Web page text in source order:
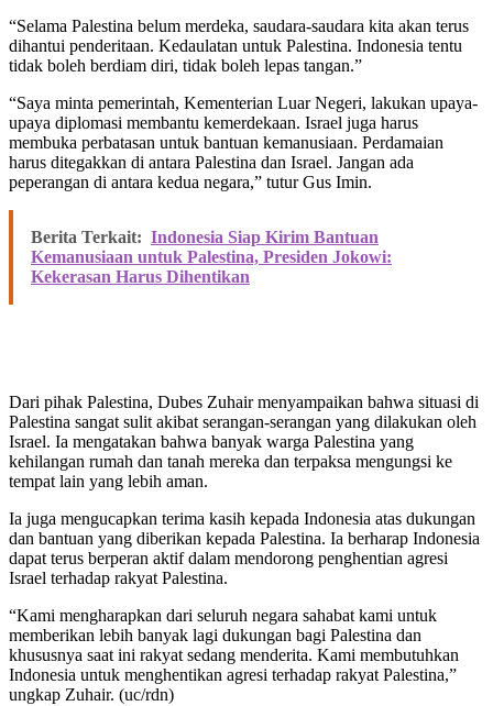
“Selama Palestina belum merdeka, saudara-saudara kita akan terus
dihantui penderitaan. Kedaulatan untuk Palestina. Indonesia tentu
tidak boleh berdiam diri, tidak boleh lepas tangan.”
“Saya minta pemerintah, Kementerian Luar Negeri, lakukan upaya-
upaya diplomasi membantu kemerdekaan. Israel juga harus
membuka perbatasan untuk bantuan kemanusiaan. Perdamaian
harus ditegakkan di antara Palestina dan Israel. Jangan ada
peperangan di antara kedua negara,” tutur Gus Imin.
Berita Terkait: Indonesia Siap Kirim Bantuan
Kemanusiaan untuk Palestina, Presiden Jokowi:
Kekerasan Harus Dihentikan
Dari pihak Palestina, Dubes Zuhair menyampaikan bahwa situasi di
Palestina sangat sulit akibat serangan-serangan yang dilakukan oleh
Israel. Ia mengatakan bahwa banyak warga Palestina yang
kehilangan rumah dan tanah mereka dan terpaksa mengungsi ke
tempat lain yang lebih aman.
Ia juga mengucapkan terima kasih kepada Indonesia atas dukungan
dan bantuan yang diberikan kepada Palestina. Ia berharap Indonesia
dapat terus berperan aktif dalam mendorong penghentian agresi
Israel terhadap rakyat Palestina.
“Kami mengharapkan dari seluruh negara sahabat kami untuk
memberikan lebih banyak lagi dukungan bagi Palestina dan
khususnya saat ini rakyat sedang menderita. Kami membutuhkan
Indonesia untuk menghentikan agresi terhadap rakyat Palestina,”
ungkap Zuhair. (uc/rdn)